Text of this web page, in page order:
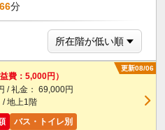
66分
更新08/06
益費：5,000円）
/ 礼金： 69,000円
/ 地上1階
バス・トイレ別